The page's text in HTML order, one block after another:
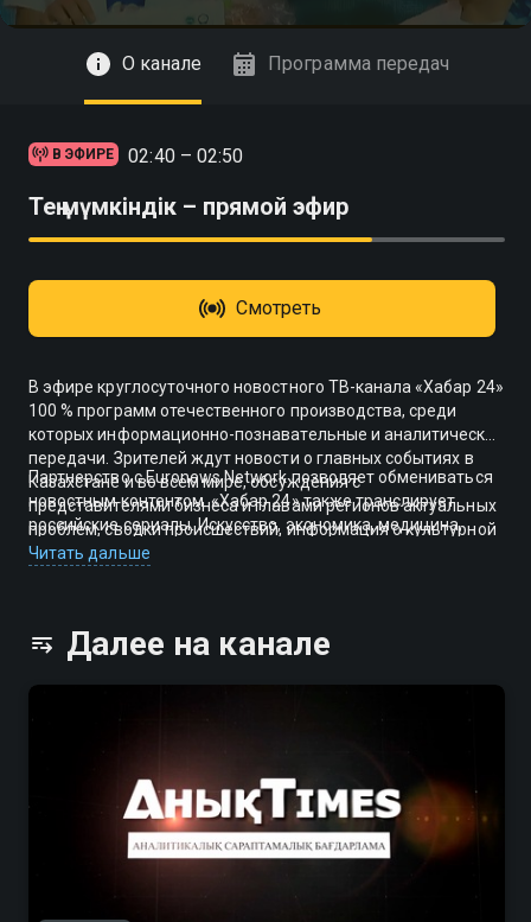
О канале Программа передач
В ЭФИРЕ 02:40 – 02:50
Тең мүмкіндік – прямой эфир
Смотреть
В эфире круглосуточного новостного ТВ-канала «Хабар 24»
100 % программ отечественного производства, среди
которых информационно-познавательные и аналитические
передачи. Зрителей ждут новости о главных событиях в
Казахстане и во всем мире, обсуждения с
представителями бизнеса и главами регионов актуальных
проблем, сводки происшествий, информация о культурной
жизни страны.
Партнерство с Euronews Network позволяет обмениваться
новостным контентом. «Хабар 24» также транслирует
российские сериалы. Искусство, экономика, медицина,
сельское хозяйство, промышленность, закон и право — все
эти аспекты жизни современного Казахстана
Читать дальше
Далее на канале